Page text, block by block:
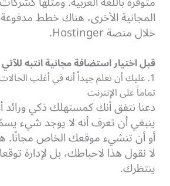
المجانية الأخرى، هناك خطط
خلال منصة Hostinger.
قبل اختيار استضافة مجانية انتبه للآتي
1. عليك أن تعلم جيداً أنه في أغلب
تماماً على الإنترنت
دعنا نتفق أنك كمستهلك ذكي ورائد
ينبغي أن تعرف أنه لا يوجد شيء
أو أن تنشيء موقعك الخاص مجانًا.
لا نقول هذا لاحباطك، بل لإدارة
ينتظرك.